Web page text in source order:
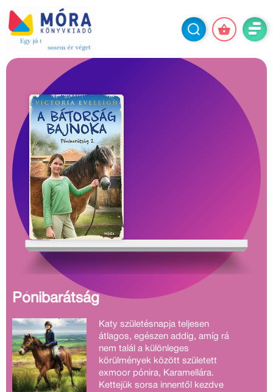
Pónibarátság
Katy születésnapja teljesen
átlagos, egészen addig, amíg rá
nem talál a különleges
körülmények között született
exmoor pónira, Karamellára.
Kettejük sorsa innentől kezdve